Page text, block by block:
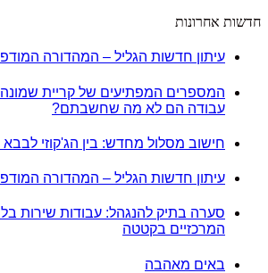
חדשות אחרונות
עיתון חדשות הגליל – המהדורה המודפסת |
עבודה הם לא מה שחשבתם?
חישוב מסלול מחדש: בין הג'קוזי לבבא
עיתון חדשות הגליל – המהדורה המודפסת |
סערה בתיק להנגהל: עבודות שירות
המרכזיים בקטטה
באים מאהבה